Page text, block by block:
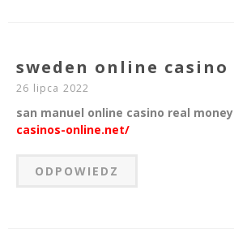
sweden online casino
26 lipca 2022
san manuel online casino real money
casinos-online.net/
ODPOWIEDZ